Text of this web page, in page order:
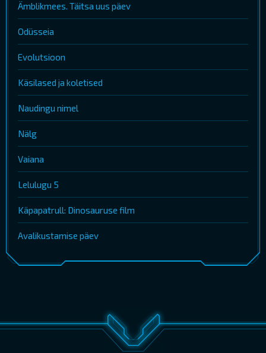
Ämblikmees. Täitsa uus päev
Odüsseia
Evolutsioon
Käsilased ja koletised
Naudingu nimel
Nälg
Vaiana
Lelulugu 5
Käpapatrull: Dinosauruse film
Avalikustamise päev